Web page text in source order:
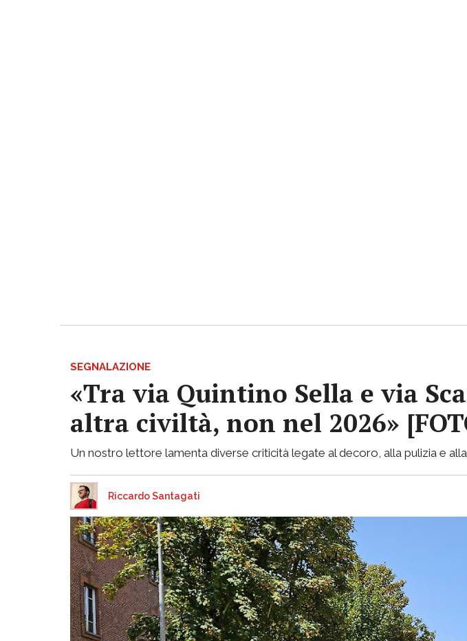
SEGNALAZIONE
«Tra via Quintino Sella e via
altra civiltà, non nel 2026»
Un nostro lettore lamenta diverse criticità legate al decoro, alla pulizia e
Riccardo Santagati